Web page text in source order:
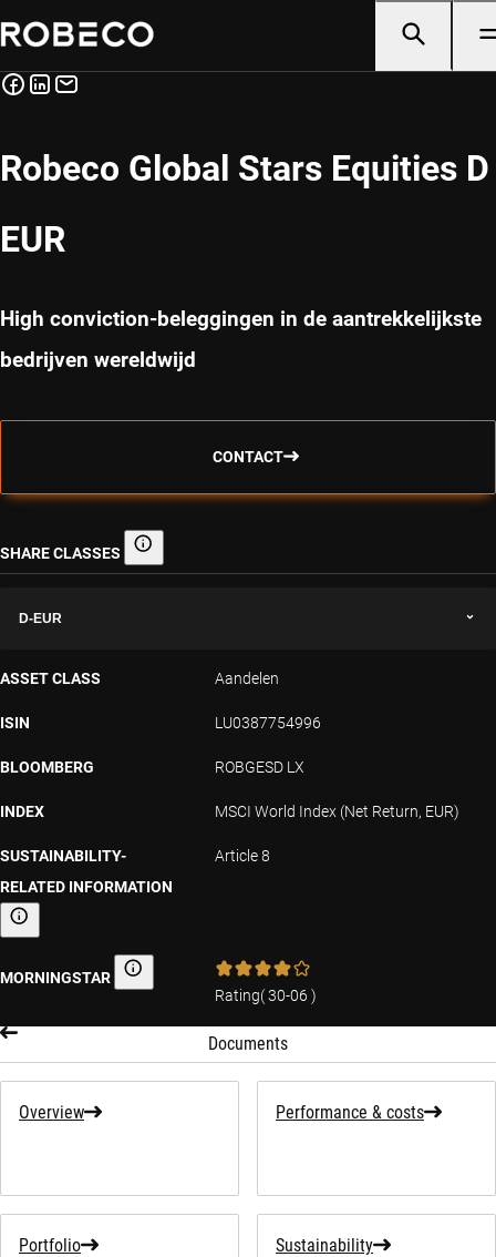
Robeco Global Stars Equities D
EUR
High conviction-beleggingen in de aantrekkelijkste
bedrijven wereldwijd
CONTACT
SHARE CLASSES Share classes
D-EUR
ASSET CLASS Aandelen
ISIN LU0387754996
BLOOMBERG ROBGESD LX
INDEX MSCI World Index (Net Return, EUR)
SUSTAINABILITY-
RELATED INFORMATION
Sustainability-related information
Article 8
MORNINGSTAR Morningstar
Rating(30-06 )
Documents
Overview Performance & costs
Portfolio Sustainability